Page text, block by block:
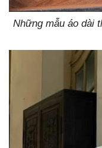
Những mẫu áo dài